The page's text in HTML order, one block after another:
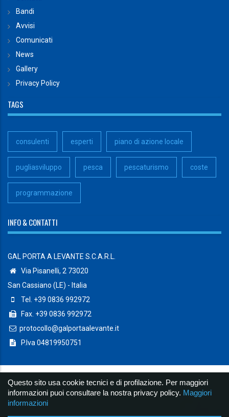
Questo sito usa cookie tecnici e di profilazione. Per maggiori
informazioni puoi consultare la nostra privacy policy. Maggiori
informazioni
Bandi
Avvisi
Comunicati
News
Gallery
Privacy Policy
TAGS
consulenti esperti piano di azione locale
pugliasviluppo pesca pescaturismo coste
programmazione
INFO & CONTATTI
GAL PORTA A LEVANTE S.C.A.R.L.
Via Pisanelli, 2 73020
San Cassiano (LE) - Italia
Tel. +39 0836 992972
Fax. +39 0836 992972
protocollo@galportaalevante.it
P.Iva 04819950751
© Copyright 2019 Galportaalevante S.c.a.r.l. - Powered byLab07